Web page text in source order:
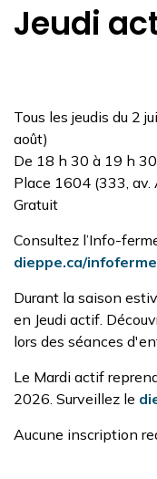
Jeudi
Tous les jeudis du 2
août)
De 18 h 30 à 19 h 30
Place 1604 (333, av.
Gratuit
Consultez l’Info-
dieppe.ca/
Durant la saison
en Jeudi actif.
lors des séances
Le Mardi actif
2026. Surveillez le
Aucune inscription